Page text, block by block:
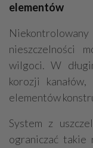
elementów
nieszczelności
wilgoci. W
korozji
elementów
System z
ograniczać takie